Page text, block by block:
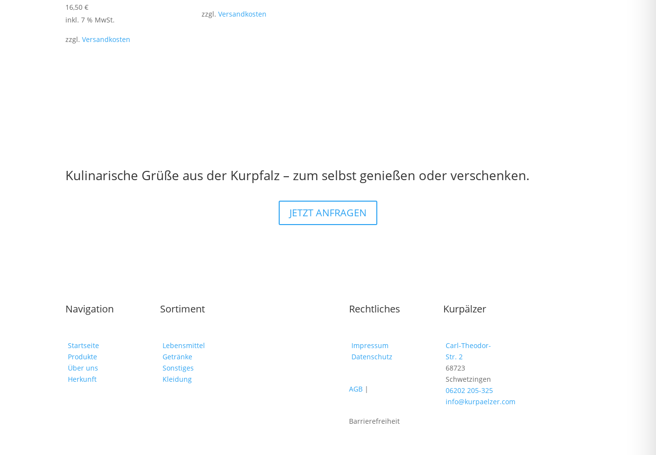
16,50€
inkl. 7 % MwSt.
zzgl.Versandkosten
zzgl.Versandkosten
Kulinarische Grüße aus der Kurpfalz – zum selbst genießen oder verschenken.
JETZT ANFRAGEN
Navigation
Startseite
Produkte
Über uns
Herkunft
Sortiment
Lebensmittel
Getränke
Sonstiges
Kleidung
Rechtliches
Impressum
Datenschutz
AGB|
Barrierefreiheit
Kurpälzer
Carl-Theodor-
Str. 2
68723
Schwetzingen
06202 205-325
info@kurpaelzer.com